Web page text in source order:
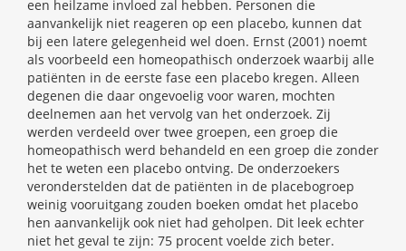
een heilzame invloed zal hebben. Personen die
aanvankelijk niet reageren op een placebo, kunnen dat
bij een latere gelegenheid wel doen. Ernst (2001) noemt
als voorbeeld een homeopathisch onderzoek waarbij alle
patiënten in de eerste fase een placebo kregen. Alleen
degenen die daar ongevoelig voor waren, mochten
deelnemen aan het vervolg van het onderzoek. Zij
werden verdeeld over twee groepen, een groep die
homeopathisch werd behandeld en een groep die zonder
het te weten een placebo ontving. De onderzoekers
veronderstelden dat de patiënten in de placebogroep
weinig vooruitgang zouden boeken omdat het placebo
hen aanvankelijk ook niet had geholpen. Dit leek echter
niet het geval te zijn: 75 procent voelde zich beter.